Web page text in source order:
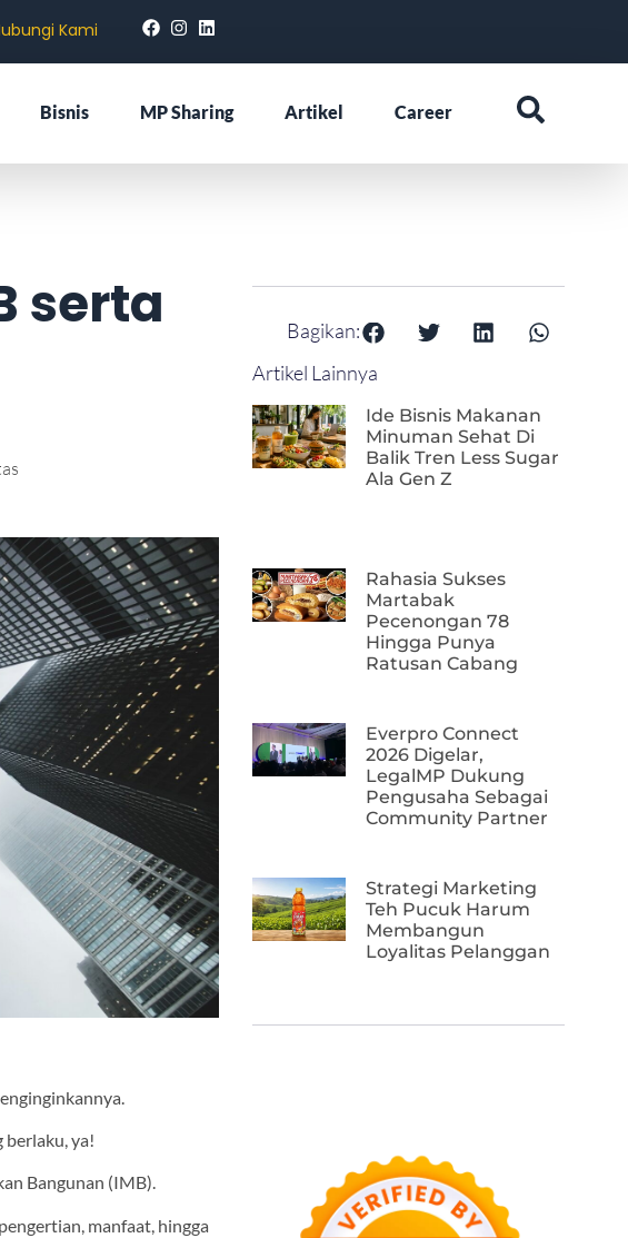
Kami
Bisnis MP Sharing Artikel Career
serta
berlaku, ya!
Bangunan (IMB).
manfaat, hingga
Bagikan:
Artikel Lainnya
Ide Bisnis Makanan
Minuman Sehat Di
Balik Tren Less Sugar
Ala Gen Z
Rahasia Sukses
Martabak
Pecenongan 78
Hingga Punya
Ratusan Cabang
Everpro Connect
2026 Digelar,
LegalMP Dukung
Pengusaha Sebagai
Community Partner
Strategi Marketing
Teh Pucuk Harum
Membangun
Loyalitas Pelanggan